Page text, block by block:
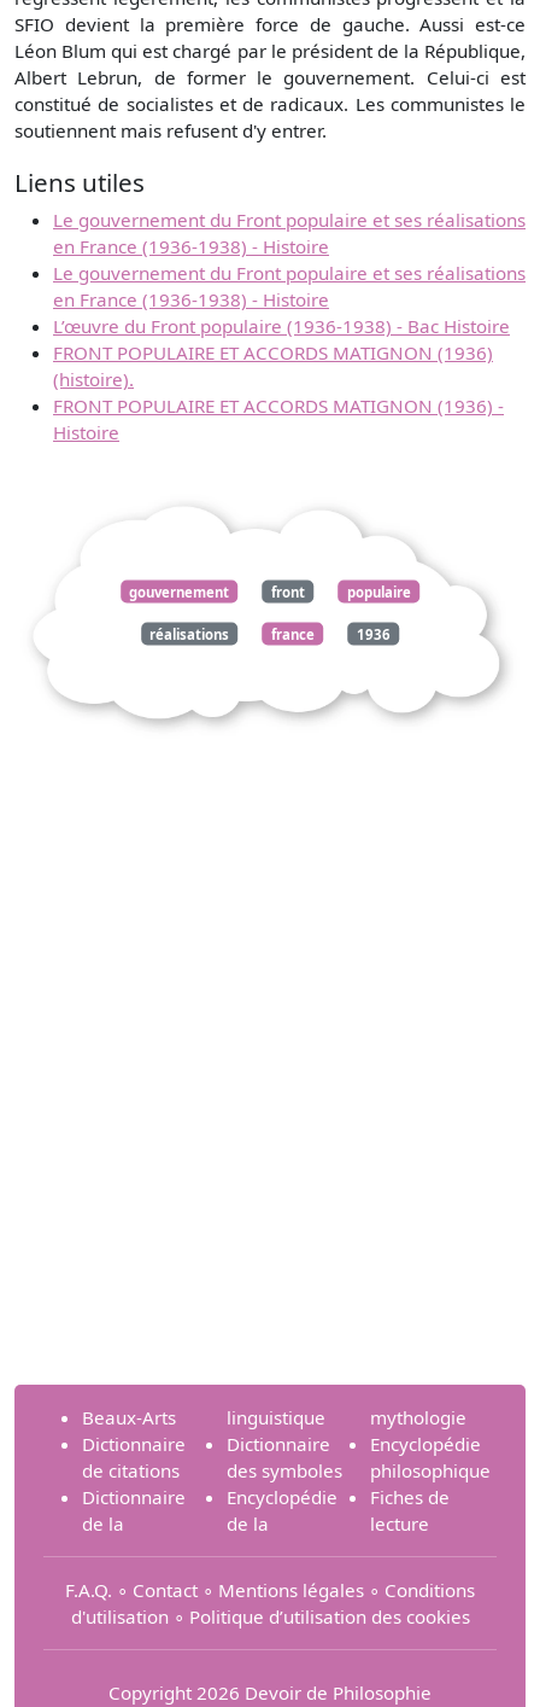
SFIO devient la première force de gauche. Aussi est-ce
Léon Blum qui est chargé par le président de la République,
Albert Lebrun, de former le gouvernement. Celui-ci est
constitué de socialistes et de radicaux. Les communistes le
soutiennent mais refusent d'y entrer.
Liens utiles
Le gouvernement du Front populaire et ses réalisations
en France (1936-1938) - Histoire
Le gouvernement du Front populaire et ses réalisations
en France (1936-1938) - Histoire
L’œuvre du Front populaire (1936-1938) - Bac Histoire
FRONT POPULAIRE ET ACCORDS MATIGNON (1936)
(histoire).
FRONT POPULAIRE ET ACCORDS MATIGNON (1936) -
Histoire
gouvernement front populaire
réalisations france 1936
Beaux-Arts
Dictionnaire
de citations
Dictionnaire
de la
linguistique
Dictionnaire
des symboles
Encyclopédie
de la
mythologie
Encyclopédie
philosophique
Fiches de
lecture
F.A.Q. ∘ Contact ∘ Mentions légales ∘ Conditions
d'utilisation ∘ Politique d’utilisation des cookies
Copyright 2026 Devoir de Philosophie